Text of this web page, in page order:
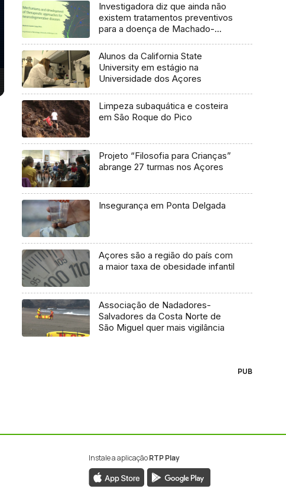
Investigadora diz que ainda não
existem tratamentos preventivos
para a doença de Machado-
Alunos da California State
University em estágio na
Universidade dos Açores
Limpeza subaquática e costeira
em São Roque do Pico
Projeto “Filosofia para Crianças”
abrange 27 turmas nos Açores
Insegurança em Ponta Delgada
Açores são a região do país com
a maior taxa de obesidade infantil
Associação de Nadadores-
Salvadores da Costa Norte de
São Miguel quer mais vigilância
PUB
Instale a aplicaçãoRTP Play